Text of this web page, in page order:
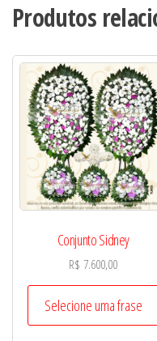
Produtos
Conjunto Sidney
R$ 7.600,00
Selecione uma frase